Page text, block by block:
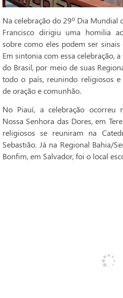
Na celebração do 29º Dia Mundial
Francisco dirigiu uma homilia
sobre como eles podem ser
Em sintonia com essa celebração,
do Brasil, por meio de suas
todo o país, reunindo religiosos
de oração e comunhão.
No Piauí, a celebração ocorreu
Nossa Senhora das Dores, em
religiosos se reuniram na
Sebastião. Já na Regional Bahia/
Bonfim, em Salvador, foi o local